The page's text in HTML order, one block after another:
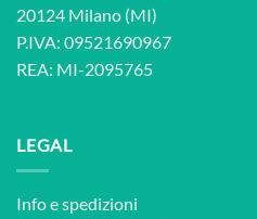
20124 Milano (MI)
P.IVA: 09521690967
REA: MI-2095765
LEGAL
Info e spedizioni